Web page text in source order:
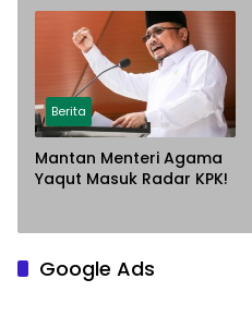
Dugaan Penyerobotan
Lahan
Berita
Mantan Menteri Agama
Yaqut Masuk Radar KPK!
Google Ads